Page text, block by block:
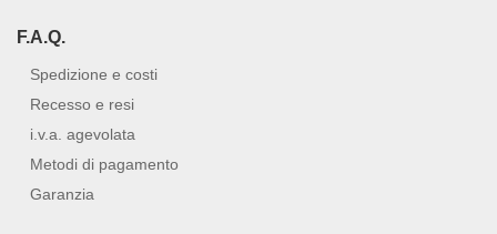
F.A.Q.
Spedizione e costi
Recesso e resi
i.v.a. agevolata
Metodi di pagamento
Garanzia